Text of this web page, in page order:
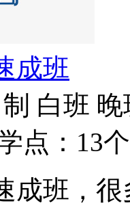
成班
白班 晚
点：13个
成班，